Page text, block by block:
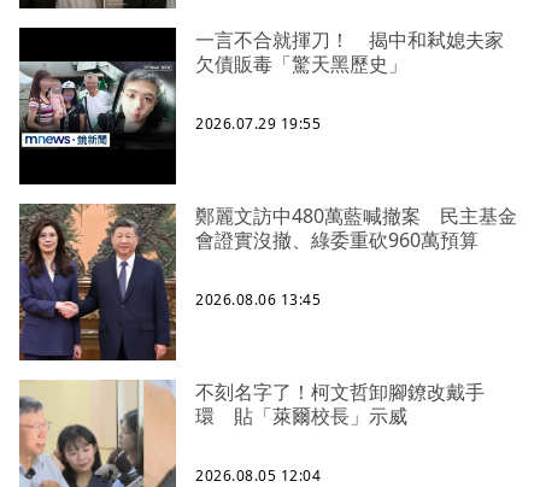
一言不合就揮刀！ 揭中和弒媳夫家
欠債販毒「驚天黑歷史」
2026.07.29 19:55
鄭麗文訪中480萬藍喊撤案 民主基金
會證實沒撤、綠委重砍960萬預算
2026.08.06 13:45
不刻名字了！柯文哲卸腳鐐改戴手
環 貼「萊爾校長」示威
2026.08.05 12:04